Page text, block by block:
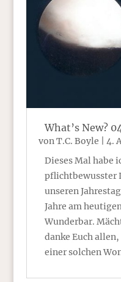
What’s New?
vonT.C. Boyle 4.
Dieses Mal habe
pflichtbewusster
unseren
Jahre am
Wunderbar.
danke Euch
einer solchen